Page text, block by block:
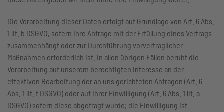
Die Verarbeitung dieser Daten erfolgt auf Grundlage von Art. 6 Abs.
1 lit. b DSGVO, sofern Ihre Anfrage mit der Erfüllung eines Vertrags
zusammenhängt oder zur Durchführung vorvertraglicher
Maßnahmen erforderlich ist. In allen übrigen Fällen beruht die
Verarbeitung auf unserem berechtigten Interesse an der
effektiven Bearbeitung der an uns gerichteten Anfragen (Art. 6
Abs. 1 lit. f DSGVO) oder auf Ihrer Einwilligung (Art. 6 Abs. 1 lit. a
DSGVO) sofern diese abgefragt wurde; die Einwilligung ist